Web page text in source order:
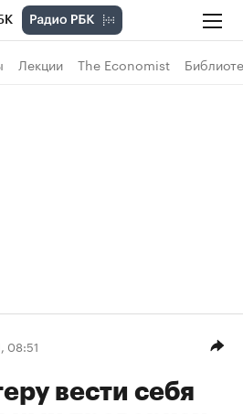
Лекции The Economist
08:51
вести себя